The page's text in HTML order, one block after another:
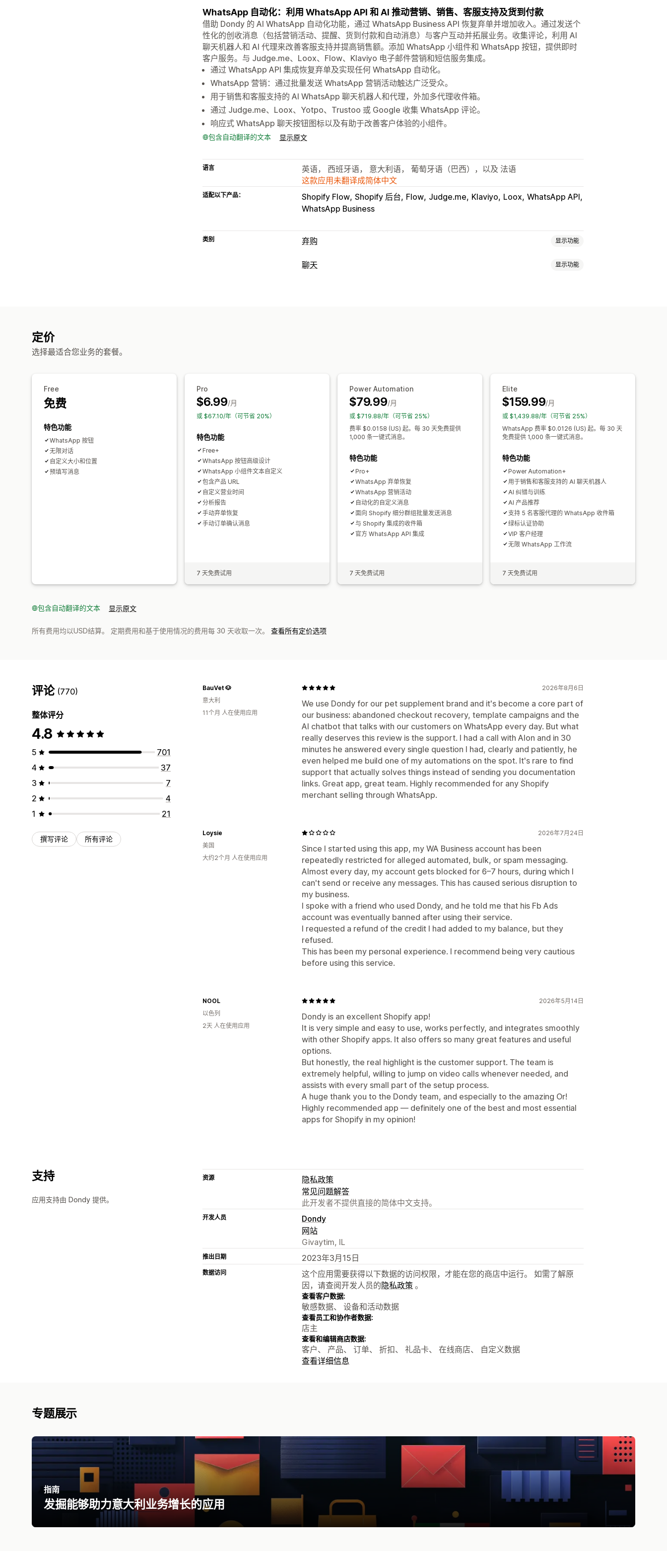
WhatsApp 自动化：利用 WhatsApp API 和 AI 推动营销、销售、客服支持及货到付款
借助 Dondy 的 AI WhatsApp 自动化功能，通过 WhatsApp Business API 恢复弃单并增加收入。通过发送个
性化的创收消息（包括营销活动、提醒、货到付款和自动消息）与客户互动并拓展业务。收集评论，利用 AI
聊天机器人和 AI 代理来改善客服支持并提高销售额。添加 WhatsApp 小组件和 WhatsApp 按钮，提供即时
客户服务。与 Judge.me、Loox、Flow、Klaviyo 电子邮件营销和短信服务集成。
通过 WhatsApp API 集成恢复弃单及实现任何 WhatsApp 自动化。
WhatsApp 营销：通过批量发送 WhatsApp 营销活动触达广泛受众。
用于销售和客服支持的 AI WhatsApp 聊天机器人和代理，外加多代理收件箱。
通过 Judge.me、Loox、Yotpo、Trustoo 或 Google 收集 WhatsApp 评论。
响应式 WhatsApp 聊天按钮图标以及有助于改善客户体验的小组件。
包含自动翻译的文本 显示原文
语言
英语， 西班牙语， 意大利语， 葡萄牙语（巴西），以及 法语
这款应用未翻译成简体中文
适配以下产品： Shopify Flow Shopify 后台 Flow Judge.me Klaviyo Loox WhatsApp API
WhatsApp Business
类别 弃购 显示功能
弃购恢复
聊天 显示功能
表情符号和贴纸 欢迎消息
聊天流程 代理头像
定价
选择最适合您业务的套餐。
Free
免费
特色功能
WhatsApp 按钮
无限对话
自定义大小和位置
预填写消息
Pro
$6.99/月
或 $67.10/年（可节省 20%）
特色功能
Free+
WhatsApp 按钮高级设计
WhatsApp 小组件文本自定义
包含产品 URL
自定义营业时间
分析报告
手动弃单恢复
手动订单确认消息
7 天免费试用
Power Automation
$79.99/月
或 $719.88/年（可节省 25%）
费率 $0.0158 (US) 起。每 30 天免费提供
1,000 条一键式消息。
特色功能
Pro+
WhatsApp 弃单恢复
WhatsApp 营销活动
自动化的自定义消息
面向 Shopify 细分群组批量发送消息
与 Shopify 集成的收件箱
官方 WhatsApp API 集成
7 天免费试用
Elite
$159.99/月
或 $1,439.88/年（可节省 25%）
WhatsApp 费率 $0.0126 (US) 起。每 30 天
免费提供 1,000 条一键式消息。
特色功能
Power Automation+
用于销售和客服支持的 AI 聊天机器人
AI 纠错与训练
AI 产品推荐
支持 5 名客服代理的 WhatsApp 收件箱
绿标认证协助
VIP 客户经理
无限 WhatsApp 工作流
7 天免费试用
包含自动翻译的文本 显示原文
所有费用均以USD结算。 定期费用和基于使用情况的费用每 30 天收取一次。 查看所有定价选项
评论 (770)
整体评分
4.8
5
701
4
37
3
7
2
4
1
21
撰写评论 所有评论
2026年8月6日
We use Dondy for our pet supplement brand and it's become a core part of
our business: abandoned checkout recovery, template campaigns and the
AI chatbot that talks with our customers on WhatsApp every day. But what
really deserves this review is the support. I had a call with Alon and in 30
minutes he answered every single question I had, clearly and patiently, he
even helped me build one of my automations on the spot. It's rare to find
support that actually solves things instead of sending you documentation
links. Great app, great team. Highly recommended for any Shopify
merchant selling through WhatsApp.
BauVet 🐶
意大利
11个月 人在使用应用
2026年7月24日
Since I started using this app, my WA Business account has been
repeatedly restricted for alleged automated, bulk, or spam messaging.
Almost every day, my account gets blocked for 6–7 hours, during which I
can't send or receive any messages. This has caused serious disruption to
my business.
I spoke with a friend who used Dondy, and he told me that his Fb Ads
account was eventually banned after using their service.
I requested a refund of the credit I had added to my balance, but they
refused.
This has been my personal experience. I recommend being very cautious
before using this service.
Loysie
美国
大约2个月 人在使用应用
2026年5月14日
Dondy is an excellent Shopify app!
It is very simple and easy to use, works perfectly, and integrates smoothly
with other Shopify apps. It also offers so many great features and useful
options.
But honestly, the real highlight is the customer support. The team is
extremely helpful, willing to jump on video calls whenever needed, and
assists with every small part of the setup process.
A huge thank you to the Dondy team, and especially to the amazing Or!
Highly recommended app — definitely one of the best and most essential
apps for Shopify in my opinion!
NOOL
以色列
2天 人在使用应用
支持
应用支持由 Dondy 提供。
资源
隐私政策
常见问题解答
此开发者不提供直接的简体中文支持。
开发人员
Dondy
网站
Givaytim, IL
推出日期 2023年3月15日
数据访问
这个应用需要获得以下数据的访问权限，才能在您的商店中运行。 如需了解原
因，请查阅开发人员的隐私政策 。
查看客户数据:
敏感数据、 设备和活动数据
查看员工和协作者数据:
店主
查看和编辑商店数据:
客户、 产品、 订单、 折扣、 礼品卡、 在线商店、 自定义数据
查看详细信息
专题展示
指南
发掘能够助力意大利业务增长的应用